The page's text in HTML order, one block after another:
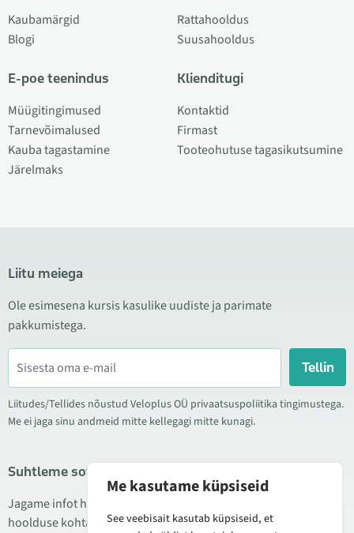
Kaubamärgid
Blogi
E-poe teenindus
Müügitingimused
Tarnevõimalused
Kauba tagastamine
Järelmaks
Rattahooldus
Suusahooldus
Klienditugi
Kontaktid
Firmast
Tooteohutuse tagasikutsumine
Liitu meiega
Ole esimesena kursis kasulike uudiste ja parimate
pakkumistega.
Tellin
Liitudes/Tellides nõustud Veloplus OÜ privaatsuspoliitika tingimustega.
Me ei jaga sinu andmeid mitte kellegagi mitte kunagi.
Suhtleme sotsiaalmeedias
Jagame infot hea hinna kampaaniate, uute toodete ning
hoolduse kohta. Mõnikord teeme ka tooteülevaateid.
Me kasutame küpsiseid
See veebisait kasutab küpsiseid, et